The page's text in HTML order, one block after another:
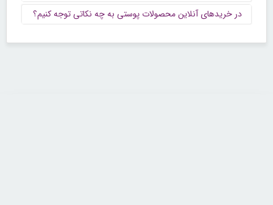
در خریدهای آنلاین محصولات پوستی به چه نکاتی توجه کنیم؟